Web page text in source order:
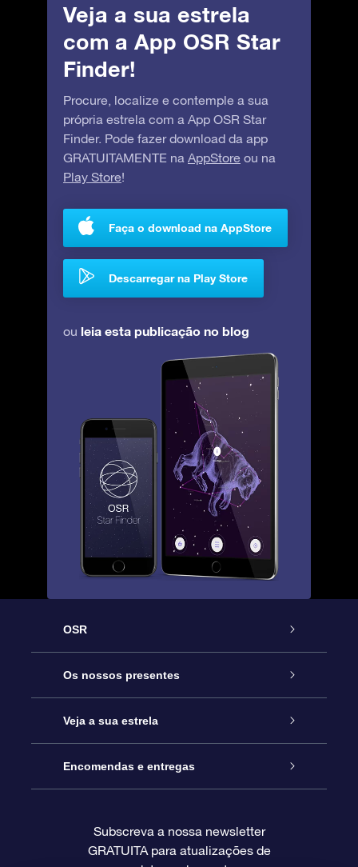
Veja a sua estrela
com a App OSR Star
Finder!
Procure, localize e contemple a sua
própria estrela com a App OSR Star
Finder. Pode fazer download da app
GRATUITAMENTE na AppStore ou na
Play Store!
Faça o download na AppStore
Descarregar na Play Store
ou leia esta publicação no blog
OSR
Serviço
Contactos
O Blog
Avaliações
Os nossos presentes
Prenda Star Online
Pacote Prenda OSR
O Cartão Presente OSR
Veja a sua estrela
Registo de Estrela
Página de Estrela personalizada
Encomendas e entregas
Informação de pagamento
Subscreva a nossa newsletter
GRATUITA para atualizações de